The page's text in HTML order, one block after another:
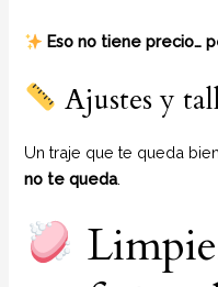
Eso no tiene precio…
Ajustes y
Un traje que te queda
no te queda.